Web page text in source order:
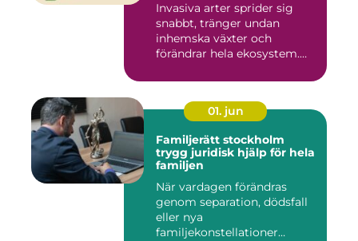
Invasiva arter sprider sig
snabbt, tränger undan
inhemska växter och
förändrar hela ekosystem.
01. jun
Familjerätt stockholm
trygg juridisk hjälp för hela
familjen
När vardagen förändras
genom separation, dödsfall
eller nya
familjekonstellationer